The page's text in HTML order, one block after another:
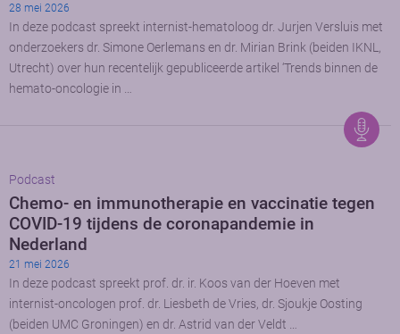
28 mei 2026
In deze podcast spreekt internist-hematoloog dr. Jurjen Versluis met
onderzoekers dr. Simone Oerlemans en dr. Mirian Brink (beiden IKNL,
Utrecht) over hun recentelijk gepubliceerde artikel ‘Trends binnen de
hemato-oncologie in …
Podcast
Chemo- en immunotherapie en vaccinatie tegen
COVID-19 tijdens de coronapandemie in
Nederland
21 mei 2026
In deze podcast spreekt prof. dr. ir. Koos van der Hoeven met
internist-oncologen prof. dr. Liesbeth de Vries, dr. Sjoukje Oosting
(beiden UMC Groningen) en dr. Astrid van der Veldt …